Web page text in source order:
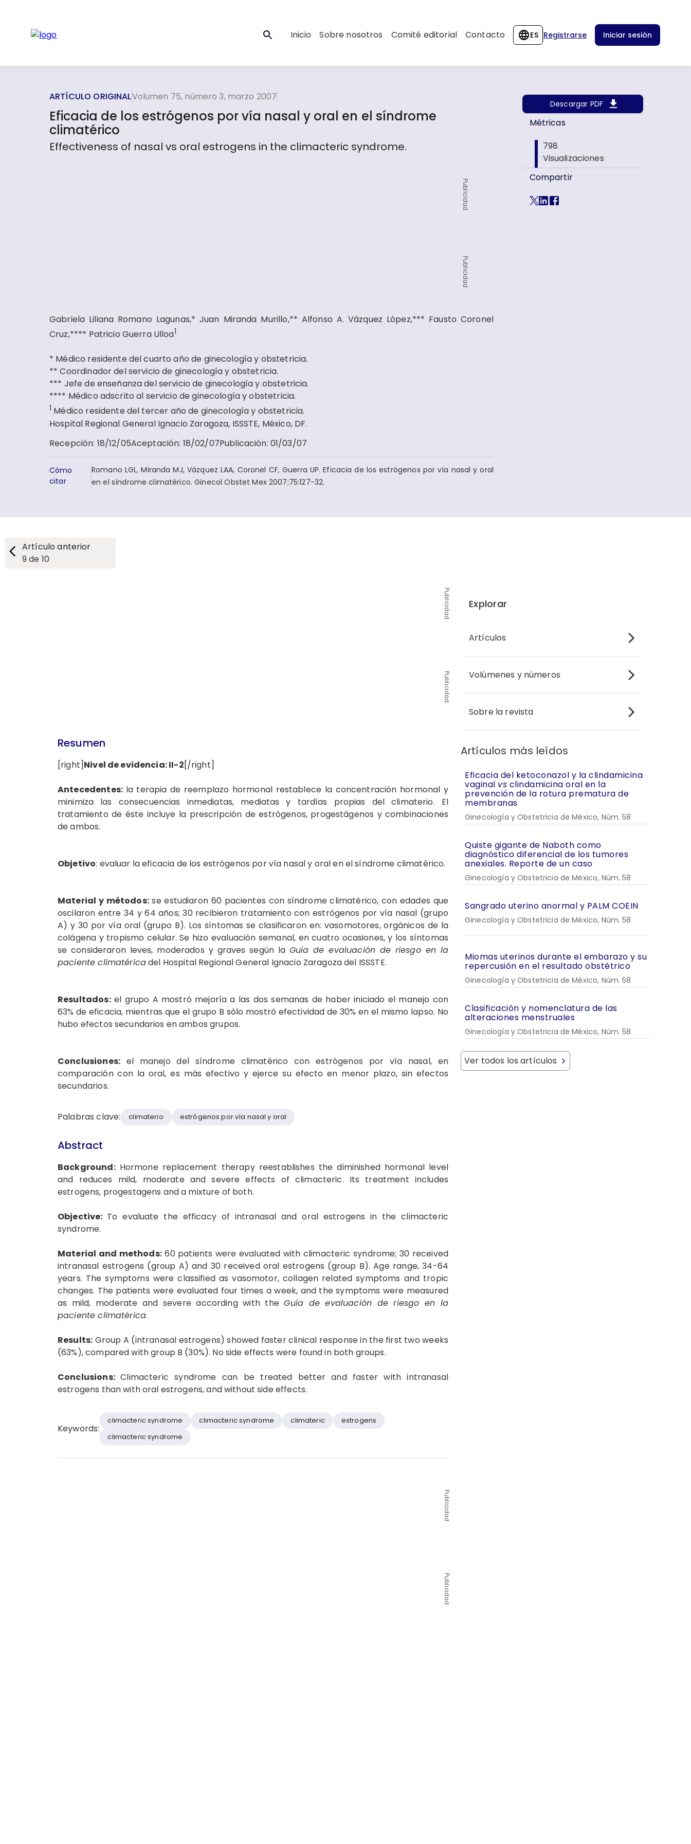
Inicio Sobre nosotros Comité editorial Contacto ES Registrarse Iniciar sesión
ARTÍCULO ORIGINALVolumen 75, número 3, marzo 2007
Eficacia de los estrógenos por vía nasal y oral en el síndrome
climatérico
Effectiveness of nasal vs oral estrogens in the climacteric syndrome.
Publicidad
Publicidad
Gabriela Liliana Romano Lagunas,* Juan Miranda Murillo,** Alfonso A. Vázquez López,*** Fausto Coronel
Cruz,**** Patricio Guerra Ulloa1
* Médico residente del cuarto año de ginecología y obstetricia.
** Coordinador del servicio de ginecología y obstetricia.
*** Jefe de enseñanza del servicio de ginecología y obstetricia.
**** Médico adscrito al servicio de ginecología y obstetricia.
1 Médico residente del tercer año de ginecología y obstetricia.
Hospital Regional General Ignacio Zaragoza, ISSSTE, México, DF.
Recepción: 18/12/05Aceptación: 18/02/07Publicación: 01/03/07
Cómo
citar
Romano LGL, Miranda MJ, Vázquez LAA, Coronel CF, Guerra UP. Eficacia de los estrógenos por vía nasal y oral
en el síndrome climatérico. Ginecol Obstet Mex 2007;75:127-32.
Descargar PDF
Métricas
798
Visualizaciones
Compartir
Artículo anterior
9de 10
Publicidad
Publicidad
Resumen
[right]Nivel de evidencia: II-2[/right]
Antecedentes: la terapia de reemplazo hormonal restablece la concentración hormonal y
minimiza las consecuencias inmediatas, mediatas y tardías propias del climaterio. El
tratamiento de éste incluye la prescripción de estrógenos, progestágenos y combinaciones
de ambos.
Objetivo: evaluar la eficacia de los estrógenos por vía nasal y oral en el síndrome climatérico.
Material y métodos:se estudiaron 60 pacientes con síndrome climatérico, con edades que
oscilaron entre 34 y 64 años; 30 recibieron tratamiento con estrógenos por vía nasal (grupo
A) y 30 por vía oral (grupo B). Los síntomas se clasificaron en: vasomotores, orgánicos de la
colágena y tropismo celular. Se hizo evaluación semanal, en cuatro ocasiones, y los síntomas
se consideraron leves, moderados y graves según la Guía de evaluación de riesgo en la
paciente climatéricadel Hospital Regional General Ignacio Zaragoza del ISSSTE.
Resultados:el grupo A mostró mejoría a las dos semanas de haber iniciado el manejo con
63% de eficacia, mientras que el grupo B sólo mostró efectividad de 30% en el mismo lapso. No
hubo efectos secundarios en ambos grupos.
Conclusiones:el manejo del síndrome climatérico con estrógenos por vía nasal, en
comparación con la oral, es más efectivo y ejerce su efecto en menor plazo, sin efectos
secundarios.
Palabras clave: climaterio estrógenos por vía nasal y oral
Abstract
Background:Hormone replacement therapy reestablishes the diminished hormonal level
and reduces mild, moderate and severe effects of climacteric. Its treatment includes
estrogens, progestagens and a mixture of both.
Objective: To evaluate the efficacy of intranasal and oral estrogens in the climacteric
syndrome.
Material and methods:60 patients were evaluated with climacteric syndrome; 30 received
intranasal estrogens (group A) and 30 received oral estrogens (group B). Age range, 34-64
years. The symptoms were classified as vasomotor, collagen related symptoms and tropic
changes. The patients were evaluated four times a week, and the symptoms were measured
as mild, moderate and severe according with theGuía de evaluación de riesgo en la
paciente climatérica.
Results: Group A (intranasal estrogens) showed faster clinical response in the first two weeks
(63%), compared with group B (30%). No side effects were found in both groups.
Conclusions:Climacteric syndrome can be treated better and faster with intranasal
estrogens than with oral estrogens, and without side effects.
Keywords:
climacteric syndrome climacteric syndrome climateric
estrogens
climacteric syndrome
Publicidad
Publicidad
Explorar
Artículos
Volúmenes y números
Sobre la revista
Artículos más leídos
Eficacia del ketoconazol y la clindamicina
vaginal vs clindamicina oral en la
prevención de la rotura prematura de
membranas
Ginecología y Obstetricia de México, Núm. 58
Quiste gigante de Naboth como
diagnóstico diferencial de los tumores
anexiales. Reporte de un caso
Ginecología y Obstetricia de México, Núm. 58
Sangrado uterino anormal y PALM COEIN
Ginecología y Obstetricia de México, Núm. 58
Miomas uterinos durante el embarazo y su
repercusión en el resultado obstétrico
Ginecología y Obstetricia de México, Núm. 58
Clasificación y nomenclatura de las
alteraciones menstruales
Ginecología y Obstetricia de México, Núm. 58
Ver todos los artículos